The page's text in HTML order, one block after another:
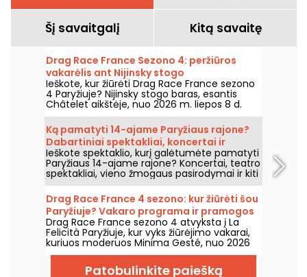
Šį savaitgalį Kitą savaitę
Drag Race France Sezono 4: peržiūros
vakarėlis ant Nijinsky stogo
Ieškote, kur žiūrėti Drag Race France sezono
4 Paryžiuje? Nijinsky stogo baras, esantis
Châtelet aikštėje, nuo 2026 m. liepos 8 d.
rengia žiūrėjimo vakarėlius, o vėliau kiekvieną
savaitę – su dideliu ekranu transliacija, drag
atlikėjų pasirodymais, tiesioginiais
komentarais ir netikėtais svečiais.
Ką pamatyti 14-ajame Paryžiaus rajone?
Dabartiniai spektakliai, koncertai ir
vaidinimai!
Ieškote spektaklio, kurį galėtumėte pamatyti
Paryžiaus 14-ajame rajone? Koncertai, teatro
spektakliai, vieno žmogaus pasirodymai ir kiti
meniniai pasirodymai - štai kas šiuo metu
vyksta gražiose šio Paryžiaus rajono salėse.
Drag Race France 4 sezono: kur žiūrėti šou
Paryžiuje? Vakaro programa ir pramogos
La Felicità
Drag Race France sezono 4 atvyksta į La
Felicità Paryžiuje, kur vyks žiūrėjimo vakarai,
kuriuos moderuos Minima Gesté, nuo 2026
m. liepos 8 d. Drag įsijungs sceną su
pasirodymais, nemokamomis pramogomis ir
maisto sunkvežimiais – tai papildys
Patobulinkite paiešką